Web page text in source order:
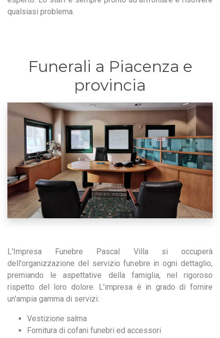
qualsiasi problema.
Funerali a Piacenza e
provincia
L'Impresa Funebre Pascal Villa si occuperà
dell'organizzazione del servizio funebre in ogni dettaglio,
premiando le aspettative della famiglia, nel rigoroso
rispetto del loro dolore. L'impresa è in grado di fornire
un'ampia gamma di servizi:
Vestizione salma
Fornitura di cofani funebri ed accessori